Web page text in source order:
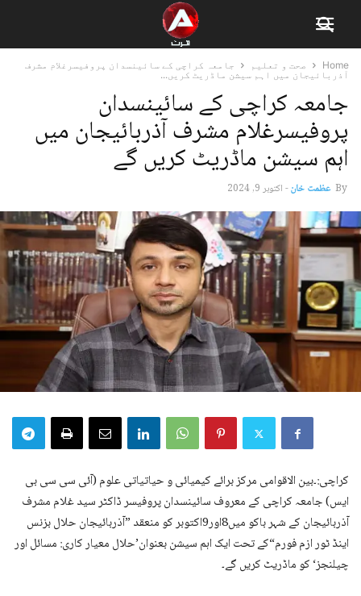
Home صحت و تعلیم
جامعہ کراچی کے سائینسدان پروفیسرغلام مشرف
آذربائیجان میں اہم سیشن ماڈریٹ کریں...
جامعہ کراچی کے سائینسدان
پروفیسرغلام مشرف آذربائیجان میں
اہم سیشن ماڈریٹ کریں گے
By عظمت خان-اکتوبر 9, 2024
کراچی:۔بین الاقوامی مرکز برائے کیمیائی و حیاتیاتی علوم (آئی سی سی بی
ایس) جامعہ کراچی کے معروف سائینسدان پروفیسر ڈاکٹر سید غلام مشرف
آذربائیجان کے شہر باکو میں8اور9اکتوبر کو منعقد ”آذربائیجان حلال بزنس
اینڈ ٹور ازم فورم“کے تحت ایک اہم سیشن بعنوان’حلال معیار کاری: مسائل اور
چیلنجز‘ کو ماڈریٹ کریں گے۔